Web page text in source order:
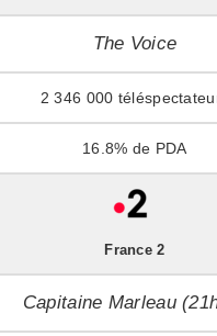
The Voice
2 346 000
16.8%
France 2
Capitaine Marleau